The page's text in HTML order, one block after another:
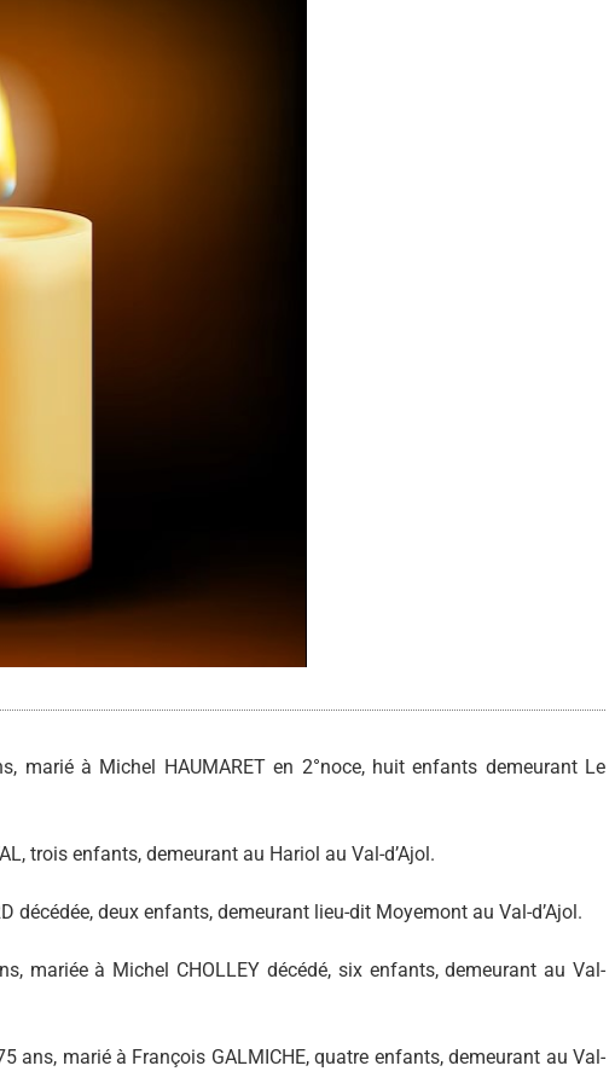
marié à Michel HAUMARET en 2°noce, huit enfants demeurant Le
trois enfants, demeurant au Hariol au Val-d’Ajol.
décédée, deux enfants, demeurant lieu-dit Moyemont au Val-d’Ajol.
mariée à Michel CHOLLEY décédé, six enfants, demeurant au Val-
ans, marié à François GALMICHE, quatre enfants, demeurant au Val-